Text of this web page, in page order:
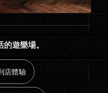
遊樂場。
店體驗